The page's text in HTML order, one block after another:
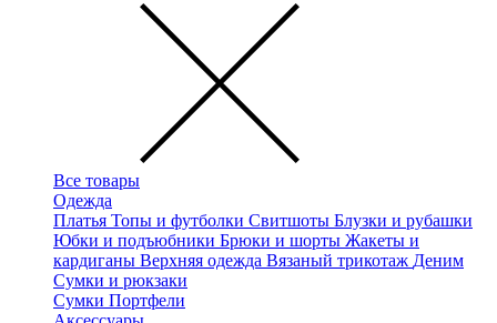
Все товары
Одежда
Платья Топы и футболки Свитшоты Блузки и рубашки
Юбки и подъюбники Брюки и шорты Жакеты и
кардиганы Верхняя одежда Вязаный трикотаж Деним
Сумки и рюкзаки
Сумки Портфели